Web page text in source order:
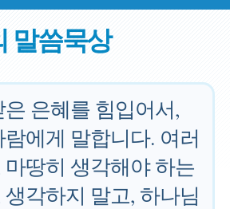
말씀묵상
은혜를 힘입어서,
에게 말합니다. 여러
땅히 생각해야 하는
각하지 말고, 하나님